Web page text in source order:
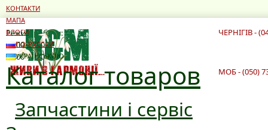
Режим роботи:
10:00 - 19:00
10:00 - 16:00
ЧЕРНІГІВ -
Каталог товаров
Запчастини і сервіс
МОБ - (050)
КОНТАКТИ
МАПА
БЛОГИ
ПО-РУССКИ
УКРАЇНСЬКОЮ